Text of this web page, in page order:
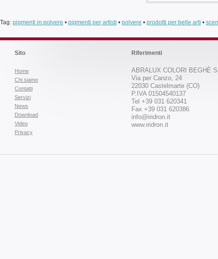
Tag: pigmenti in polvere • pigmenti per artisti • polvere • prodotti per belle arti •
Sito
Home
Chi siamo
Contatti
Servizi
News
Download
Video
Privacy
Riferimenti
ABRALUX COLORI BEGHÈ
Via per Canzo, 24
22030 Castelmarte (CO)
P.IVA 01504540137
Tel +39 031 620341
Fax +39 031 620386
info@iridron.it
www.iridron.it